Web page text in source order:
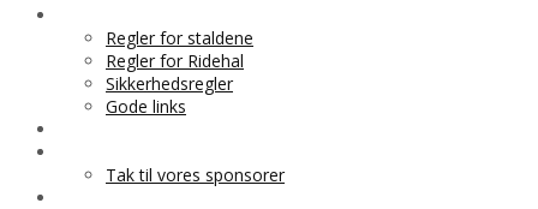
Regler for staldene
Regler for Ridehal
Sikkerhedsregler
Gode links
Tak til vores sponsorer